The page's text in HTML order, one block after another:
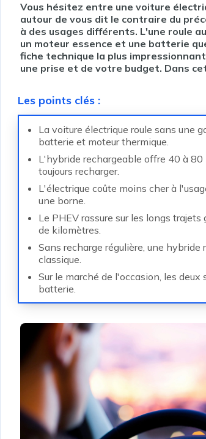
Vous hésitez entre une voiture
autour de vous dit le contraire du
à des usages différents. L'une roule
un moteur essence et une batterie
fiche technique la plus
une prise et de votre budget. Dans
Les points clés :
La voiture électrique roule sans une
batterie et moteur thermique.
L'hybride rechargeable offre 40 à 80
toujours recharger.
L'électrique coûte moins cher à
une borne.
Le PHEV rassure sur les longs
de kilomètres.
Sans recharge régulière, une
classique.
Sur le marché de l'occasion, les
batterie.